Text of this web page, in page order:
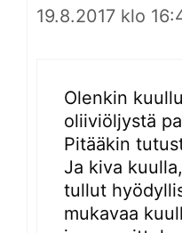
19.8.2017 klo
Olenkin
oliiviöljystä
Pitääkin
Ja kiva
tullut
mukavaa